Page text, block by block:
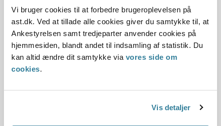
Vi bruger cookies til at forbedre brugeroplevelsen på
ast.dk. Ved at tillade alle cookies giver du samtykke til, at
Ankestyrelsen samt tredjeparter anvender cookies på
hjemmesiden, blandt andet til indsamling af statistik. Du
kan altid ændre dit samtykke via vores side om
cookies.
Vis detaljer
børnekonvention samt af Haagerkonventionen af 1993 om
beskyttelse af børn og om samarbejde med hensyn til
internationale adoptioner, som Danmark har tiltrådt, at alle
børn først og fremmest skal vokse op i deres hjemland,
enten i egen familie eller på en anden hensigtsmæssig
måde.
sammen med sin familie eller andre nærtstående, og hvis